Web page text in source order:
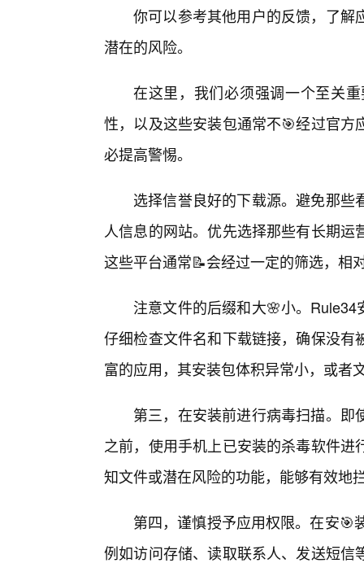
你可以参考其他用户的反馈，了解
潜在的风险。
在这里，我们必须强调一个至关
性，以及这些安装包通常不🎯经过官
必提高警惕。
选择信誉良好的下载源。避免那
人信息的网站。优先选择那些有长期
这些平台通常📝会经过一定的筛选，相
注意文件的后缀和大🌸小。
仔细检查文件名和下载链接，确保没
富的应用，其安装包体积异常小，或者
第三，在安装前进行病毒扫描。
之前，使用手机上已安装的杀毒软件
知文件或潜在风险的功能，能够有效地
第四，谨慎授予应用权限。在安🎯
例如访问存储、读取联系人、发送短